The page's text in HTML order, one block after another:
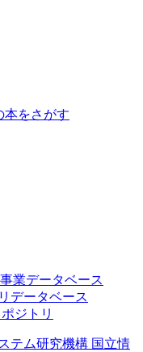
本をさがす
業データベース
データベース
ジトリ